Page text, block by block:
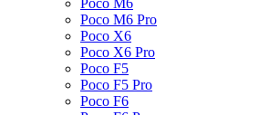
Poco M6 Pro
Poco X6
Poco X6 Pro
Poco F5
Poco F5 Pro
Poco F6